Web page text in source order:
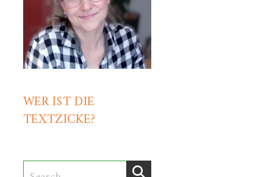
WER IST DIE
TEXTZICKE?